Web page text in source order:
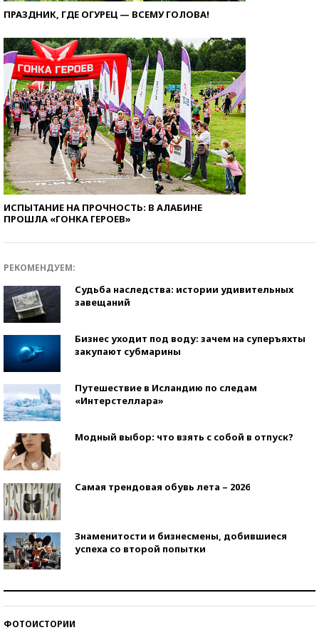
ПРАЗДНИК, ГДЕ ОГУРЕЦ — ВСЕМУ ГОЛОВА!
ИСПЫТАНИЕ НА ПРОЧНОСТЬ: В АЛАБИНЕ
ПРОШЛА «ГОНКА ГЕРОЕВ»
РЕКОМЕНДУЕМ:
Судьба наследства: истории удивительных
завещаний
Бизнес уходит под воду: зачем на суперъяхты
закупают субмарины
Путешествие в Исландию по следам
«Интерстеллара»
Модный выбор: что взять с собой в отпуск?
Самая трендовая обувь лета – 2026
Знаменитости и бизнесмены, добившиеся
успеха со второй попытки
ФОТОИСТОРИИ